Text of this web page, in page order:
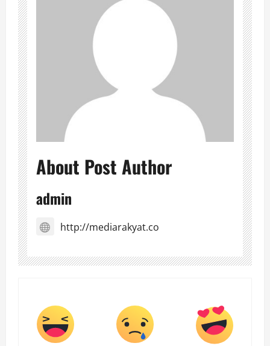
About Post Author
admin
http://mediarakyat.co